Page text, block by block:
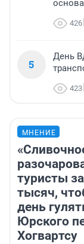
426
5
День
423
МНЕНИЕ
туристы
тысяч,
день
Юрского
Хогвартсу